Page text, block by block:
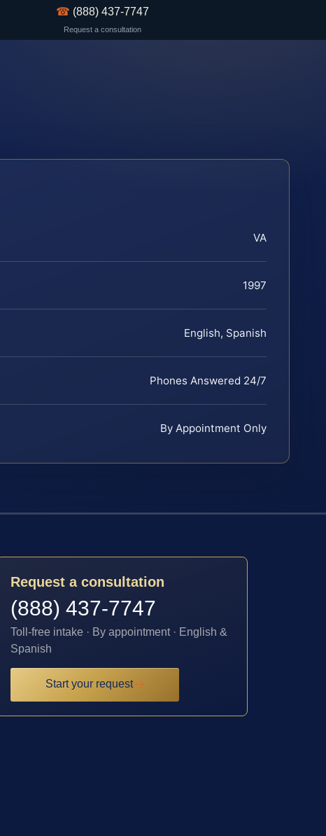
☎ (888) 437-7747
Request a consultation
VA
1997
English, Spanish
Phones Answered 24/7
By Appointment Only
Request a consultation
(888) 437-7747
Toll-free intake · By appointment · English &
Spanish
Start your request